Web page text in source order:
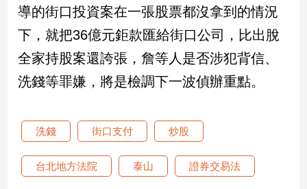
媒
體
投
稿
區
【我
觀
導的街口投資案在一張股票都沒拿到的情況
下，就把36億元鉅款匯給街口公司，比出脫
全家持股案還誇張，詹等人是否涉犯背信、
洗錢等罪嫌，將是檢調下一波偵辦重點。
洗錢 街口支付 炒股
台北地方法院 泰山 證券交易法